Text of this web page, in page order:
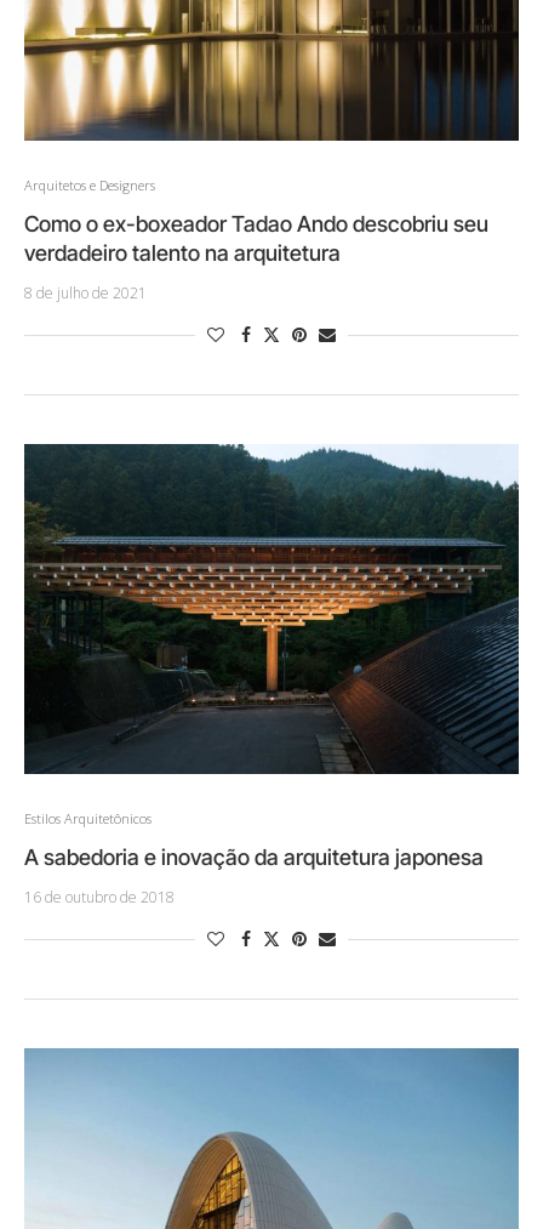
Arquitetos e Designers
Como o ex-boxeador Tadao Ando descobriu seu
verdadeiro talento na arquitetura
8 de julho de 2021
Estilos Arquitetônicos
A sabedoria e inovação da arquitetura japonesa
16 de outubro de 2018